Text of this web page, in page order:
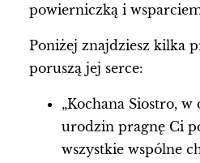
powierniczką i
Poniżej znajdziesz kilka
poruszą jej serce:
„Kochana Siostro,
urodzin pragnę Ci
wszystkie wspólne